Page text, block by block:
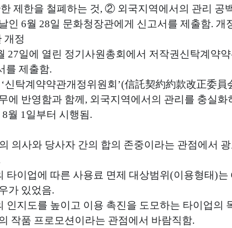
제한을 철폐하는 것, ② 외국지역에서의 관리
인 6월 28일 문화청장관에게 신고서를 제출함. 개
개정
27일에 열린 정기사원총회에서 저작권신탁계약
를 제출함.
신탁계약약관개정위원회’(信託契約約款改正委
에 반영함과 함께, 외국지역에서의 관리를 충실화
월 1일부터 시행됨.
의사와 당사자 간의 합의 존중이라는 관점에서
이업에 따른 사용료 면제 대상범위(이용형태)
가 있었음.
인지도를 높이고 이용 촉진을 도모하는 타이업의
작품 프로모션이라는 관점에서 바람직함.